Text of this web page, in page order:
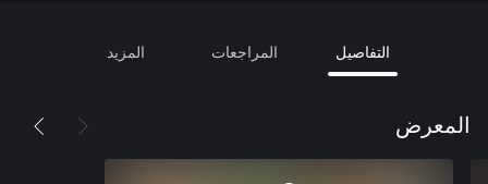
التفاصيل المراجعات المزيد
المعرض